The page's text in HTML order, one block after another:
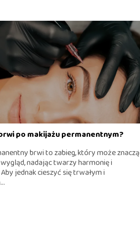
po makijażu permanentnym?
brwi to zabieg, który może
nadając twarzy harmonię i
jednak cieszyć się trwałym i